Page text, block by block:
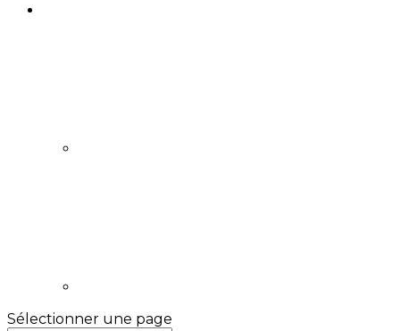
Sélectionner une page